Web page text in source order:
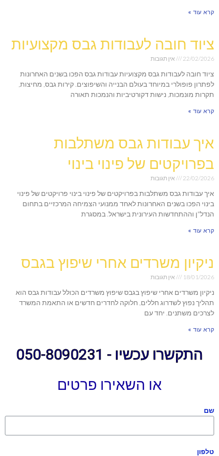
קרא עוד »
ציוד חובה לעבודות גבס מקצועיות
22/02/2026 אין תגובות
ציוד חובה לעבודות גבס מקצועיות עבודות גבס הפכו בשנים האחרונות
לפתרון פופולרי במיוחד בעולם הבנייה והשיפוצים. קירות גבס, מחיצות,
תקרות מונמכות, נישות דקורטיביות והנמכות תאורה
קרא עוד »
איך עבודות גבס משתלבות
בפרויקטים של פינוי בינוי
22/02/2026 אין תגובות
איך עבודות גבס משתלבות בפרויקטים של פינוי בינוי פרויקטים של פינוי
בינוי הפכו בשנים האחרונות לאחד ממנועי הצמיחה המרכזיים בתחום
הנדל"ן וההתחדשות העירונית בישראל. במסגרת
קרא עוד »
ניקיון משרדים אחרי שיפוץ בגבס
18/01/2026 אין תגובות
ניקיון משרדים אחרי שיפוץ בגבס שיפוץ משרדים הכולל עבודות גבס הוא
תהליך נפוץ לשדרוג חללים, חלוקה לחדרים חדשים או התאמת המשרד
לצרכים משתנים. יחד עם
קרא עוד »
התקשרו עכשיו - 050-8090231
או השאירו פרטים
שם
טלפון